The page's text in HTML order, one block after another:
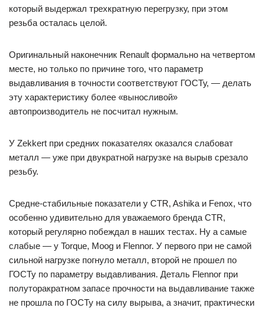
который выдержал трехкратную перегрузку, при этом
резьба осталась целой.
Оригинальный наконечник Renault формально на четвертом
месте, но только по причине того, что параметр
выдавливания в точности соответствуют ГОСТу, — делать
эту характеристику более «выносливой»
автопроизводитель не посчитал нужным.
У Zekkert при средних показателях оказался слабоват
металл — уже при двукратной нагрузке на вырыв срезало
резьбу.
Средне-стабильные показатели у CTR, Ashika и Fenox, что
особенно удивительно для уважаемого бренда CTR,
который регулярно побеждал в наших тестах. Ну а самые
слабые — у Torque, Moog и Flennor. У первого при не самой
сильной нагрузке погнуло металл, второй не прошел по
ГОСТу по параметру выдавливания. Деталь Flennor при
полуторакратном запасе прочности на выдавливание также
не прошла по ГОСТу на силу вырыва, а значит, практически